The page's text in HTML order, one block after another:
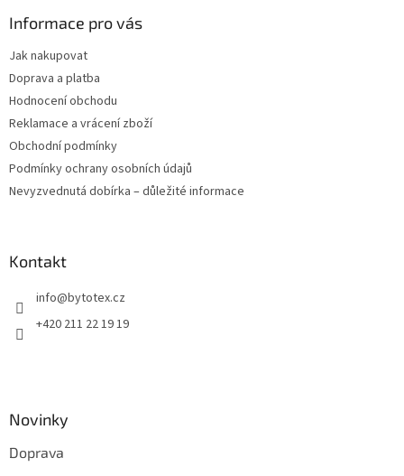
Informace pro vás
Jak nakupovat
Doprava a platba
Hodnocení obchodu
Reklamace a vrácení zboží
Obchodní podmínky
Podmínky ochrany osobních údajů
Nevyzvednutá dobírka – důležité informace
Kontakt
info@bytotex.cz
+420 211 22 19 19
Novinky
Doprava